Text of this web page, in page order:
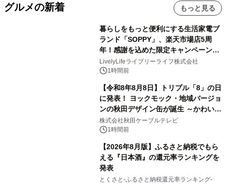
グルメの新着 もっと見る
暮らしをもっと便利にする生活家電ブ
ランド「SOPPY」、楽天市場店5周
年！感謝を込めた限定キャンペーンを
8月10日より開催
LivelyLifeライブリーライフ株式会社
1時間前
【令和8年8月8日】トリプル「8」の日
に発表！ ヨックモック・地域バージョ
ンの秋田デザイン缶が誕生 ～かわいい
秋田犬の子犬と秋田の四季と名所を巡
るパッケージ～ 9月1日(火)秋田県内で
株式会社秋田ケーブルテレビ
1時間前
【2026年8月版】ふるさと納税でもら
える『日本酒』の還元率ランキングを
発表
とくさと-ふるさと納税還元率ランキング-